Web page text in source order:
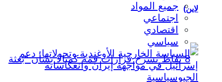
لاين)
جميع المواد
اجتماعي
اقتصادي
سياسي